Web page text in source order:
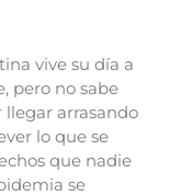
vive su día a
pero no sabe
llegar arrasando
lo que se
que nadie
se